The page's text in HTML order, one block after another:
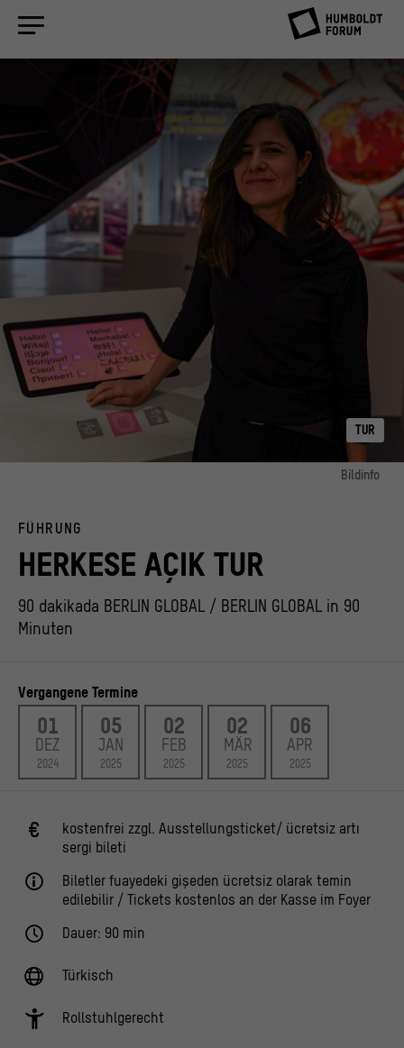
TUR
Bildinfo
Arkeolog ve sanat tarihçisi Filiz Tütüncü Çağlar BERLİN GLOBAL’de rehberli bir tur
yapıyor // Die Archäologin und Kunsthistorikerin Filiz Tütüncü Çağlar führt durch
© Stadtmuseum Berlin | Foto: Romina Becker
FÜHRUNG
HERKESE AÇIK TUR
90 dakikada BERLIN GLOBAL / BERLIN GLOBAL in 90
Minuten
Vergangene Termine
01
DEZ
2024
05
JAN
2025
02
FEB
2025
02
MÄR
2025
06
APR
2025
kostenfrei zzgl. Ausstellungsticket/ ücretsiz artı
sergi bileti
Biletler fuayedeki gişeden ücretsiz olarak temin
edilebilir / Tickets kostenlos an der Kasse im Foyer
Dauer: 90 min
Türkisch
Rollstuhlgerecht